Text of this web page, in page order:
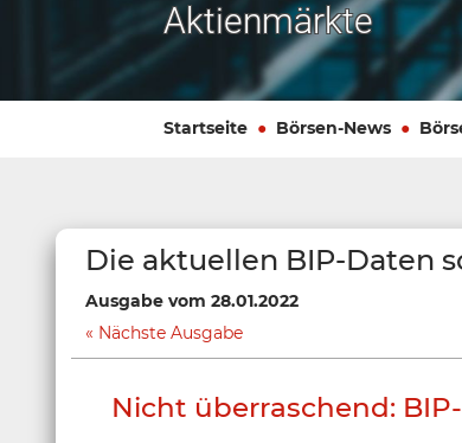
Aktienmärkte
Startseite Börsen-News
Die aktuellen BIP-Daten
Ausgabe vom 28.01.2022
Nächste Ausgabe
Nicht überraschend: